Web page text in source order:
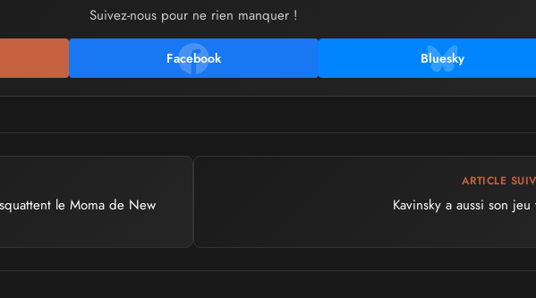
Suivez-nous pour ne rien manquer !
Facebook Bluesky
le Moma de New
ARTICLE
Kavinsky a aussi son